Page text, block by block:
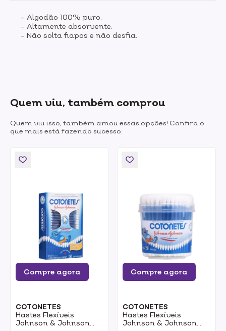
- Algodão 100% puro.
- Altamente absorvente.
- Não solta fiapos e não desfia.
Quem viu, também comprou
Quem viu isso, também amou essas opções! Confira o
que mais está fazendo sucesso.
Compre agora
COTONETES
Hastes Flexíveis
Johnson & Johnson
Compre agora
COTONETES
Hastes Flexíveis
Johnson & Johnson